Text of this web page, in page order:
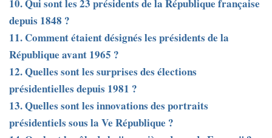
10. Qui sont les 23 présidents de la République française
depuis 1848 ?
11. Comment étaient désignés les présidents de la
République avant 1965 ?
12. Quelles sont les surprises des élections
présidentielles depuis 1981 ?
13. Quelles sont les innovations des portraits
présidentiels sous la Ve République ?